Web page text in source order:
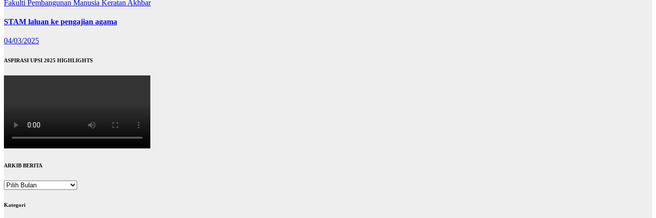
Fakulti Pembangunan Manusia Keratan Akhbar
STAM laluan ke pengajian agama
04/03/2025
ASPIRASI UPSI 2025 HIGHLIGHTS
ARKIB BERITA
ARKIB
Kategori